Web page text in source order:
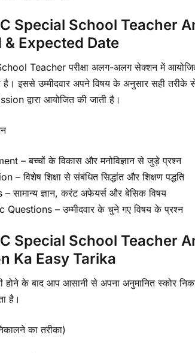
Special School Teacher
Expected Date
Teacher परीक्षा अलग-अलग सेक्शन में
है। इससे उम्मीदवार अपने विषय के अनुसार सही तरीके
द्वारा आयोजित की जाती है।
– बच्चों के विकास और मनोविज्ञान से जुड़े प्रश्न
विशेष शिक्षा से संबंधित सिद्धांत और शिक्षण पद्धति
सामान्य ज्ञान, करंट अफेयर्स और बेसिक विषय
– उम्मीदवार के चुने गए विषय के प्रश्न
Special School Teacher
Ka Easy Tarika
होने के बाद आप आसानी से अपना अनुमानित स्कोर
है।
का तरीका)